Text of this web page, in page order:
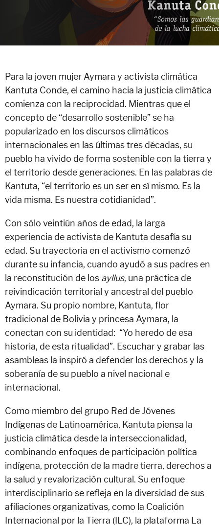
Para la joven mujer Aymara y activista climática
Kantuta Conde, el camino hacia la justicia climática
comienza con la reciprocidad. Mientras que el
concepto de “desarrollo sostenible” se ha
popularizado en los discursos climáticos
internacionales en las últimas tres décadas, su
pueblo ha vivido de forma sostenible con la tierra y
el territorio desde generaciones. En las palabras de
Kantuta, “el territorio es un ser en sí mismo. Es la
vida misma. Es nuestra cotidianidad”.
Con sólo veintiún años de edad, la larga
experiencia de activista de Kantuta desafía su
edad. Su trayectoria en el activismo comenzó
durante su infancia, cuando ayudó a sus padres en
la reconstitución de los ayllus, una práctica de
reivindicación territorial y ancestral del pueblo
Aymara. Su propio nombre, Kantuta, flor
tradicional de Bolivia y princesa Aymara, la
conectan con su identidad: “Yo heredo de esa
historia, de esta ritualidad”. Escuchar y grabar las
asambleas la inspiró a defender los derechos y la
soberanía de su pueblo a nivel nacional e
internacional.
Como miembro del grupo Red de Jóvenes
Indígenas de Latinoamérica, Kantuta piensa la
justicia climática desde la interseccionalidad,
combinando enfoques de participación política
indígena, protección de la madre tierra, derechos a
la salud y revalorización cultural. Su enfoque
interdisciplinario se refleja en la diversidad de sus
afiliaciones organizativas, como la Coalición
Internacional por la Tierra (ILC), la plataforma La